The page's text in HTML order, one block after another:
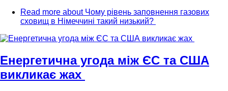
Read more about Чому рівень заповнення газових
сховищ в Німеччині такий низький?
Енергетична угода між ЄС та США
викликає жах